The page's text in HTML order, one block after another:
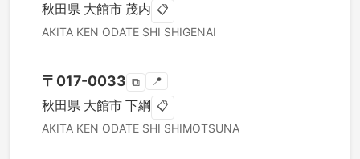
秋田県 大館市 茂内 📋
AKITA KEN ODATE SHI SHIGENAI
〒 017-0033 ⧉ 📍
秋田県 大館市 下綱 📋
AKITA KEN ODATE SHI SHIMOTSUNA